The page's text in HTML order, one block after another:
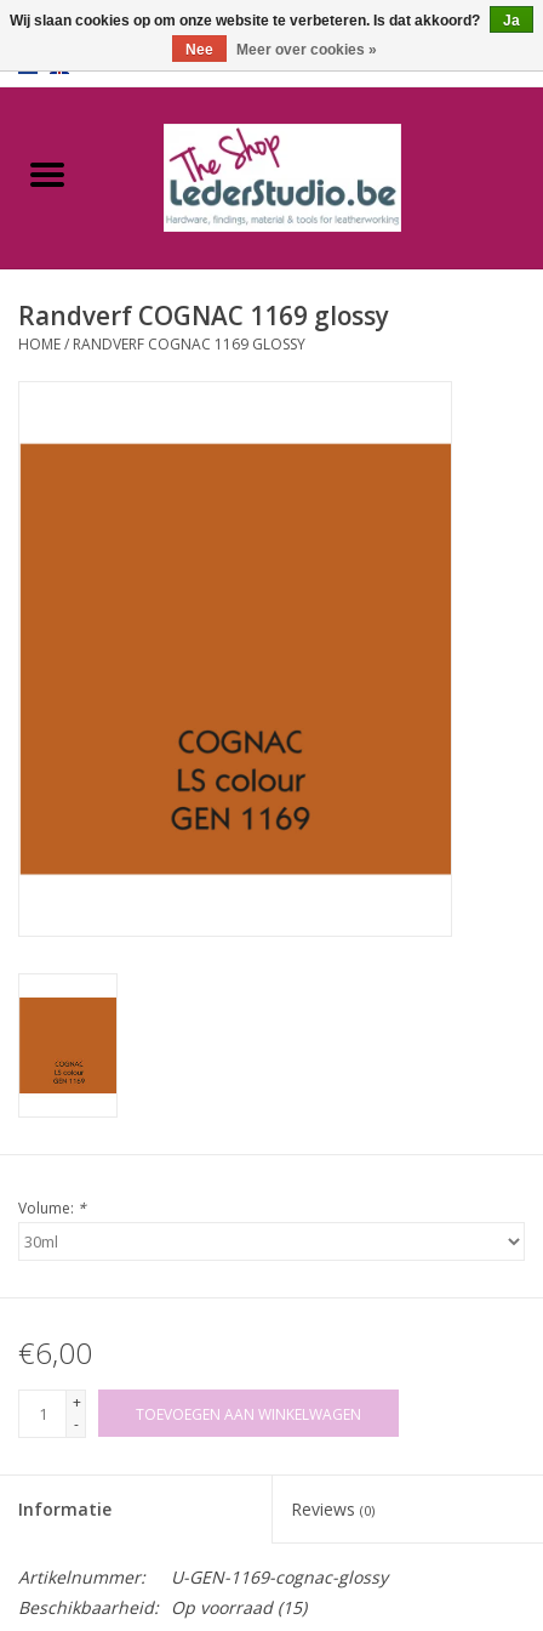
Catalogus
FAQ
Randverf COGNAC 1169 glossy
HOME/ RANDVERF COGNAC 1169 GLOSSY
Volume: *
€6,00
+
-
TOEVOEGEN AAN WINKELWAGEN
Informatie Reviews (0)
Artikelnummer:
U-GEN-1169-cognac-glossy
Beschikbaarheid:
Op voorraad(15)
Wij slaan cookies op om onze website te verbeteren. Is dat akkoord?
Ja
Nee
Meer over cookies »